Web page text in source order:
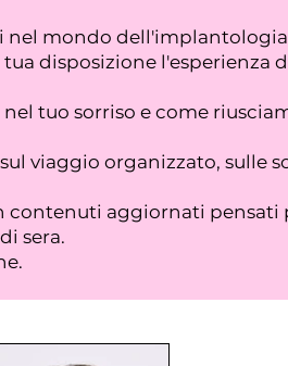
mondo
disposizione l'esperienza
tuo sorriso e come
viaggio organizzato, sulle
aggiornati
sera.